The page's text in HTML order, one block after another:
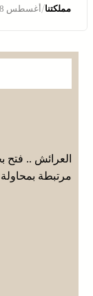
مملكتنا/أغسطس 8, 2026
العرائش .. فتح
مرتبطة